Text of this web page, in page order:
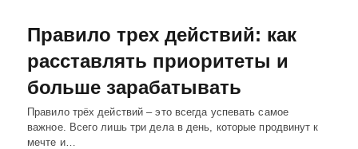
Правило трех действий: как
расставлять приоритеты и
больше зарабатывать
Правило трёх действий – это всегда успевать самое
важное. Всего лишь три дела в день, которые продвинут к
мечте и…